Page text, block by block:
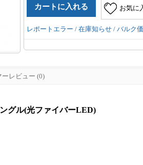
お気に
レポートエラー / 在庫知らせ / バルク
ーレビュー (0)
グル(光ファイバーLED)